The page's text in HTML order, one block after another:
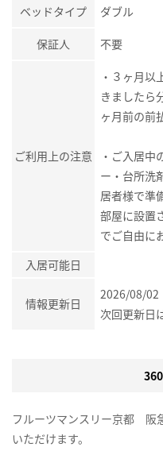
ベッドタイプ ダブル
保証人 不要
ご利用上の注意
・３ヶ月以
きましたら
ヶ月前の前
・ご入居中
ー・台所洗
居者様で準
部屋に設置
でご自由に
入居可能日
情報更新日
2026/08/02
次回更新日
フルーツマンスリー京都 阪
いただけます。